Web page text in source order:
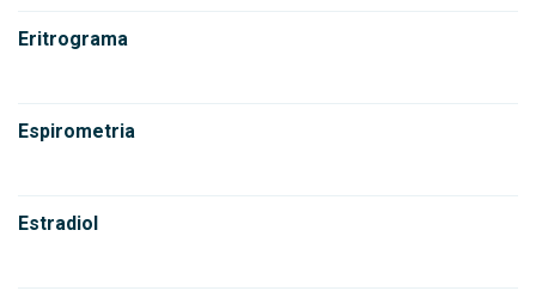
Eritrograma
Espirometria
Estradiol